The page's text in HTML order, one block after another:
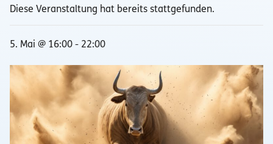
Diese Veranstaltung hat bereits stattgefunden.
5. Mai @ 16:00 - 22:00